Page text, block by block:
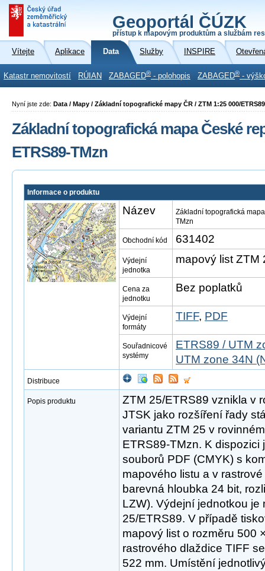
Geoportál ČÚZK
přístup k mapovým produktům a službám
Vítejte Aplikace Data Služby INSPIRE
Katastr nemovitostí RÚIAN ZABAGED® - polohopis ZABAGED® -
Nyní jste zde: Data / Mapy / Základní topografické mapy ČR / ZTM 1:25 000/
Základní topografická mapa České
ETRS89-TMzn
Informace o produktu
Název
Základní topografická
TMzn
Obchodní kód 631402
Výdejní
jednotka
mapový list ZTM
Cena za
jednotku
Bez poplatků
Výdejní
formáty
TIFF, PDF
Souřadnicové
systémy
ETRS89 / UTM
UTM zone 34N
Distribuce
Popis produktu
ZTM 25/ETRS89 vznikla v
JTSK jako rozšíření řady
variantu ZTM 25 v
ETRS89-TMzn. K dispozici
souborů PDF (CMYK) s
mapového listu a v
barevná hloubka 24 bit,
LZW). Výdejní jednotkou je
25/ETRS89. V případě
mapový list o rozměru 500
rastrového dlaždice TIFF
522 mm. Umístění